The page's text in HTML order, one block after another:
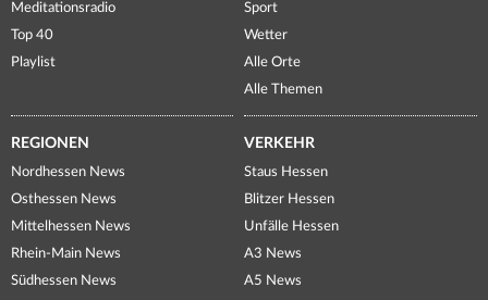
Meditationsradio
Top 40
Playlist
Sport
Wetter
Alle Orte
Alle Themen
REGIONEN
Nordhessen News
Osthessen News
Mittelhessen News
Rhein-Main News
Südhessen News
VERKEHR
Staus Hessen
Blitzer Hessen
Unfälle Hessen
A3 News
A5 News